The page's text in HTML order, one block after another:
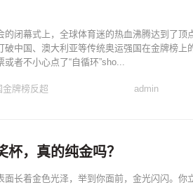
的闭幕式上，全球体育迷的热血沸腾达到了
破中国、澳大利亚等传统奥运强国在金牌榜上
或者不小心点了“自循环”sho...
金牌榜反超 admin
杯，真的纯金吗？
面长着金色光泽，举到你面前，金光闪闪。你